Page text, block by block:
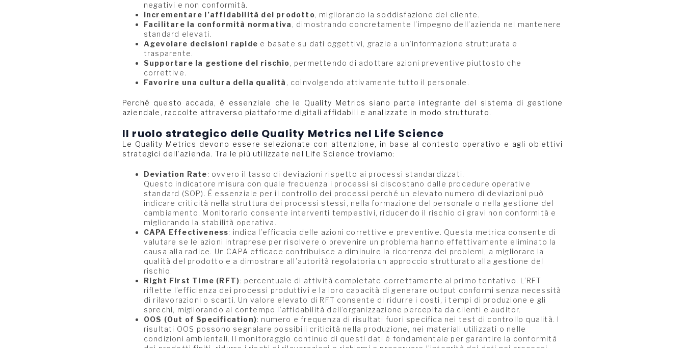
negativi e non conformità.
Incrementare l’affidabilità del prodotto, migliorando la soddisfazione del cliente.
Facilitare la conformità normativa , dimostrando concretamente l’impegno dell’azienda nel mantenere
standard elevati.
Agevolare decisioni rapide e basate su dati oggettivi, grazie a un’informazione strutturata e
trasparente.
Supportare la gestione del rischio, permettendo di adottare azioni preventive piuttosto che
correttive.
Favorire una cultura della qualità , coinvolgendo attivamente tutto il personale.
Perché questo accada, è essenziale che le Quality Metrics siano parte integrante del sistema di gestione
aziendale, raccolte attraverso piattaforme digitali affidabili e analizzate in modo strutturato.
Il ruolo strategico delle Quality Metrics nel Life Science
Le Quality Metrics devono essere selezionate con attenzione, in base al contesto operativo e agli obiettivi
strategici dell’azienda. Tra le più utilizzate nel Life Science troviamo:
Deviation Rate: ovvero il tasso di deviazioni rispetto ai processi standardizzati.
Questo indicatore misura con quale frequenza i processi si discostano dalle procedure operative
standard (SOP). È essenziale per il controllo dei processi perché un elevato numero di deviazioni può
indicare criticità nella struttura dei processi stessi, nella formazione del personale o nella gestione del
cambiamento. Monitorarlo consente interventi tempestivi, riducendo il rischio di gravi non conformità e
migliorando la stabilità operativa.
CAPA Effectiveness: indica l’efficacia delle azioni correttive e preventive. Questa metrica consente di
valutare se le azioni intraprese per risolvere o prevenire un problema hanno effettivamente eliminato la
causa alla radice. Un CAPA efficace contribuisce a diminuire la ricorrenza dei problemi, a migliorare la
qualità del prodotto e a dimostrare all’autorità regolatoria un approccio strutturato alla gestione del
rischio.
Right First Time (RFT): percentuale di attività completate correttamente al primo tentativo. L’RFT
riflette l’efficienza dei processi produttivi e la loro capacità di generare output conformi senza necessità
di rilavorazioni o scarti. Un valore elevato di RFT consente di ridurre i costi, i tempi di produzione e gli
sprechi, migliorando al contempo l’affidabilità dell’organizzazione percepita da clienti e auditor.
OOS (Out of Specification): numero e frequenza di risultati fuori specifica nei test di controllo qualità. I
risultati OOS possono segnalare possibili criticità nella produzione, nei materiali utilizzati o nelle
condizioni ambientali. Il monitoraggio continuo di questi dati è fondamentale per garantire la conformità